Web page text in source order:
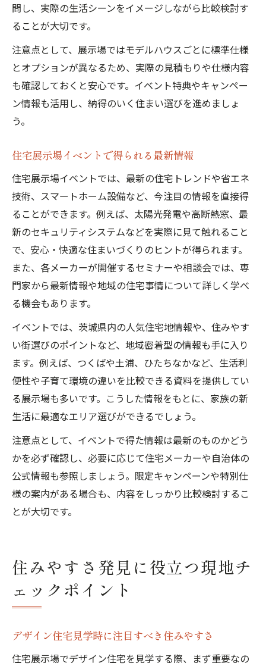
問し、実際の生活シーンをイメージしながら比較検討す
ることが大切です。
注意点として、展示場ではモデルハウスごとに標準仕様
とオプションが異なるため、実際の見積もりや仕様内容
も確認しておくと安心です。イベント特典やキャンペー
ン情報も活用し、納得のいく住まい選びを進めましょ
う。
住宅展示場イベントで得られる最新情報
住宅展示場イベントでは、最新の住宅トレンドや省エネ
技術、スマートホーム設備など、今注目の情報を直接得
ることができます。例えば、太陽光発電や高断熱窓、最
新のセキュリティシステムなどを実際に見て触れること
で、安心・快適な住まいづくりのヒントが得られます。
また、各メーカーが開催するセミナーや相談会では、専
門家から最新情報や地域の住宅事情について詳しく学べ
る機会もあります。
イベントでは、茨城県内の人気住宅地情報や、住みやす
い街選びのポイントなど、地域密着型の情報も手に入り
ます。例えば、つくばや土浦、ひたちなかなど、生活利
便性や子育て環境の違いを比較できる資料を提供してい
る展示場も多いです。こうした情報をもとに、家族の新
生活に最適なエリア選びができるでしょう。
注意点として、イベントで得た情報は最新のものかどう
かを必ず確認し、必要に応じて住宅メーカーや自治体の
公式情報も参照しましょう。限定キャンペーンや特別仕
様の案内がある場合も、内容をしっかり比較検討するこ
とが大切です。
住みやすさ発見に役立つ現地チ
ェックポイント
デザイン住宅見学時に注目すべき住みやすさ
住宅展示場でデザイン住宅を見学する際、まず重要なの